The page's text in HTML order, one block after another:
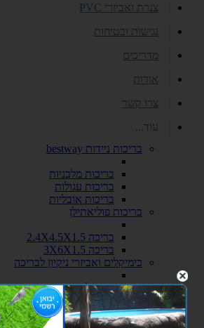
צנרת ואביזרי PVC
נגישות ובטיחות
מדריכים
אודות
צרו קשר
עוד...
בריכות ניידות bestway
בריכות מלבניות
בריכות עגולות
בריכות אובליות
בריכות פוליאתילן
בריכה 2.4X4.5X1.5
בריכה 3X6X1.5
כימיקלים ואביזרי ניקיון לבריכה
כימיקלים
אביזרי ניקיון לבריכות שחיה
סולמות ומעקות